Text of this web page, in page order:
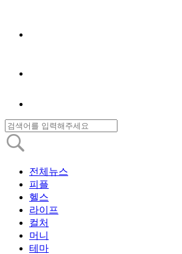
전체뉴스
피플
헬스
라이프
컬처
머니
테마